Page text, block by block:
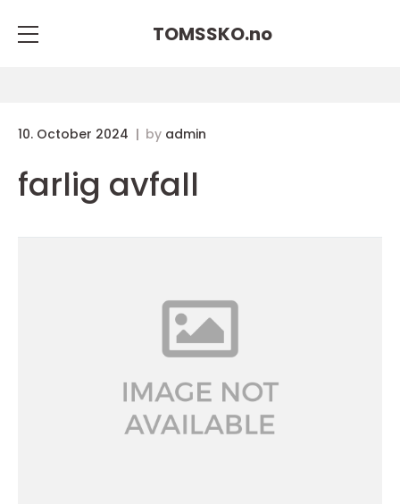
TOMSSKO.no
10. October 2024 by admin
farlig avfall